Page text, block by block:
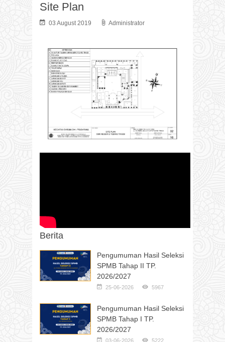
Site Plan
03 August 2019 Administrator
Berita
Pengumuman Hasil Seleksi
SPMB Tahap II TP.
2026/2027
25-06-2026 5967
Pengumuman Hasil Seleksi
SPMB Tahap I TP.
2026/2027
03-06-2026 5222